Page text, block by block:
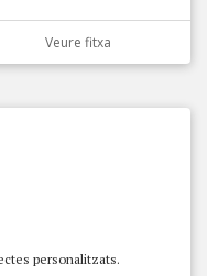
Veure fitxa
personalitzats.